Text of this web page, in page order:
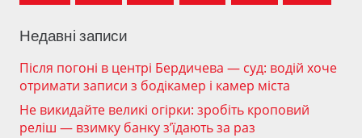
Недавні записи
Після погоні в центрі Бердичева — суд: водій хоче
отримати записи з бодікамер і камер міста
Не викидайте великі огірки: зробіть кроповий
реліш — взимку банку з’їдають за раз